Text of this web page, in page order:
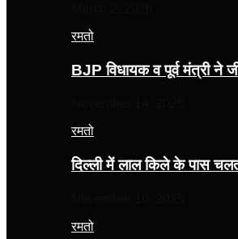
रमतो
BJP विधायक व पूर्व मंत्री ने
रमतो
दिल्ली में लाल किले के पास
रमतो